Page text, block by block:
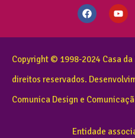
Copyright © 1998-2024 Casa da
direitos reservados.
Comunica Design e
Entidade